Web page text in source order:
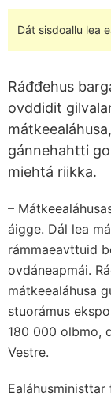
Dát sisdoallu lea
Ráđđehus
ovddidit
gánnehahtti
miehtá riikka.
–
áigge. Dál lea
rámmaeavttuid
ovdáneapmái.
mátkeealáhusa
stuorámus
180 000 olbmo,
Vestre.